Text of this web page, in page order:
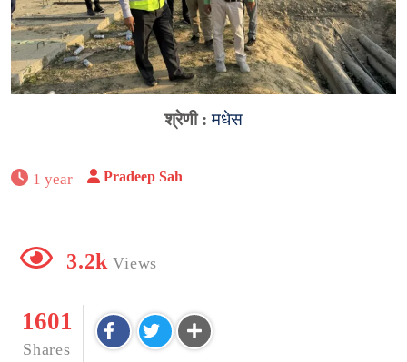
श्रेणी :मधेस
1 year Pradeep Sah
3.2k Views
1601
Shares